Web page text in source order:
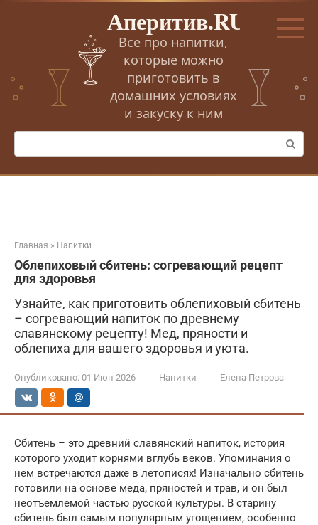
Перейти
Аперитив.RU
Все про напитки,
которые можно
приготовить в
домашних условиях
и закуску к ним
Поиск:
Главная » Напитки
Облепиховый сбитень: согревающий рецепт
для здоровья
Узнайте, как приготовить облепиховый сбитень
– согревающий напиток по древнему
славянскому рецепту! Мед, пряности и
облепиха для вашего здоровья и уюта.
Опубликовано: 01 Июн 2026 Напитки Елена Петрова
Сбитень – это древний славянский напиток, история
которого уходит корнями вглубь веков. Упоминания о
нем встречаются даже в летописях! Изначально сбитень
готовили на основе меда, пряностей и трав, и он был
неотъемлемой частью русской культуры. В старину
сбитень был самым популярным угощением, особенно